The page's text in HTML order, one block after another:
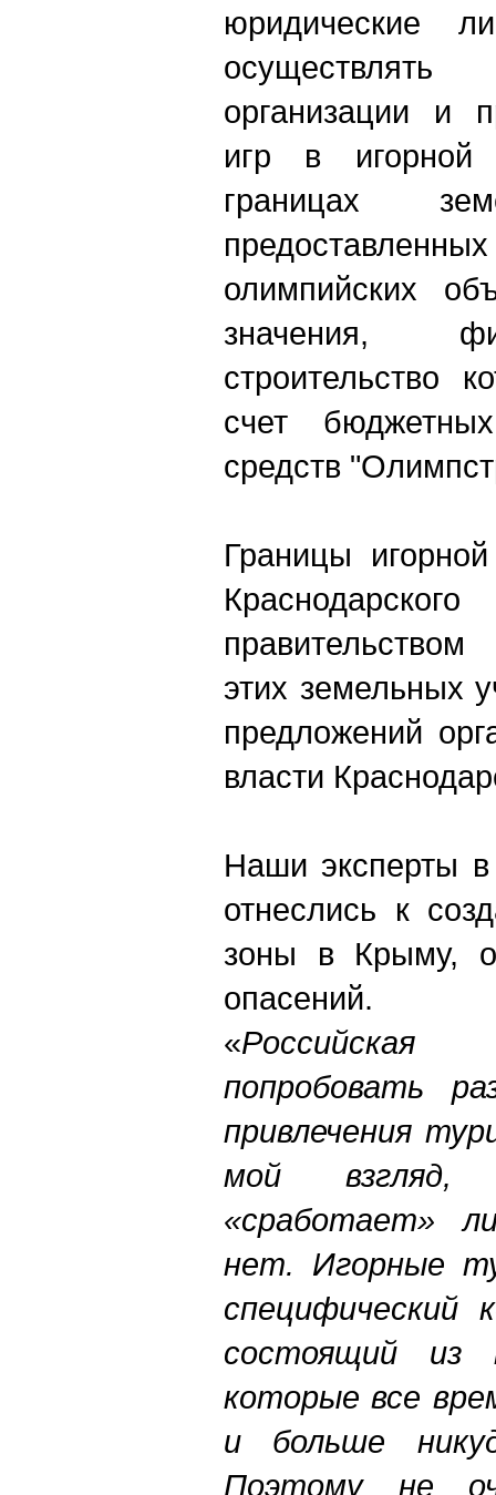
юридические
организации и
игр в игорной
границах
олимпийских
значения,
строительство
счет
средств
Границы
этих земельных
предложений
власти
Наши эксперты
отнеслись к
зоны в Крыму,
опасений.
«
попробовать
привлечения
мой взгляд,
«сработает»
нет. Игорные
специфический
состоящий из
которые все
и больше
Поэтому не